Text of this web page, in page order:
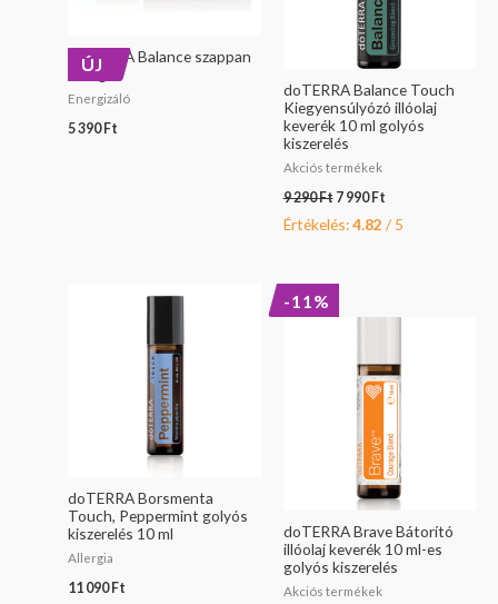
ÚJ
doTERRA Balance szappan
113 g
Energizáló
5 390 Ft
doTERRA Balance Touch
Kiegyensúlyózó illóolaj
keverék 10 ml golyós
kiszerelés
Akciós termékek
9 290Ft 7 990 Ft
Értékelés:4.82 / 5
doTERRA Borsmenta
Touch, Peppermint golyós
kiszerelés 10 ml
Allergia
11 090 Ft
-11%
doTERRA Brave Bátorító
illóolaj keverék 10 ml-es
golyós kiszerelés
Akciós termékek
190 Ft.
790 Ft.